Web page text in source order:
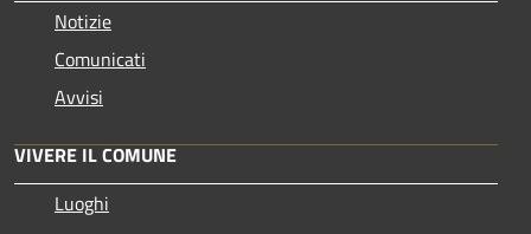
Notizie
Comunicati
Avvisi
VIVERE IL COMUNE
Luoghi